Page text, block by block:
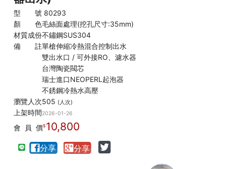
型 號 80293
顏 色毛絲面處理(挖孔尺寸:35mm)
材質成份不鏽鋼SUS304
備 註單槍伸縮冷熱混合控制出水
雙出水口 / 可外接RO、濾水器
台灣陶瓷閥芯
瑞士進口NEOPERL起泡器
不銹鋼冷熱水高壓
瀏覽人次505 (人次)
上架時間2026-01-26
會 員 價 10,800